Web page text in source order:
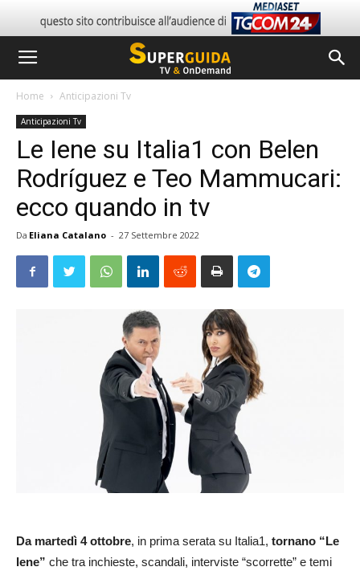
Home Anticipazioni Tv
Anticipazioni Tv
Le Iene su Italia1 con Belen
Rodríguez e Teo Mammucari:
ecco quando in tv
Da Eliana Catalano - 27 Settembre 2022
Da martedì 4 ottobre, in prima serata su Italia1, tornano “Le
Iene” che tra inchieste, scandali, interviste “scorrette” e temi